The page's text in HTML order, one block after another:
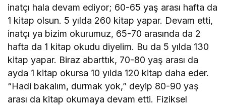
inatçı hala devam ediyor; 60-65 yaş arası hafta da
1 kitap olsun. 5 yılda 260 kitap yapar. Devam etti,
inatçı ya bizim okurumuz, 65-70 arasında da 2
hafta da 1 kitap okudu diyelim. Bu da 5 yılda 130
kitap yapar. Biraz abarttık, 70-80 yaş arası da
ayda 1 kitap okursa 10 yılda 120 kitap daha eder.
“Hadi bakalım, durmak yok,” deyip 80-90 yaş
arası da kitap okumaya devam etti. Fiziksel